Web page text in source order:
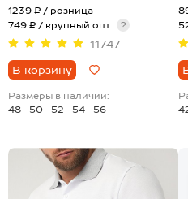
1239 ₽ / розница
749 ₽ / крупный опт
?
11747
В корзину
Размеры в наличии:
48
50 52 54 56